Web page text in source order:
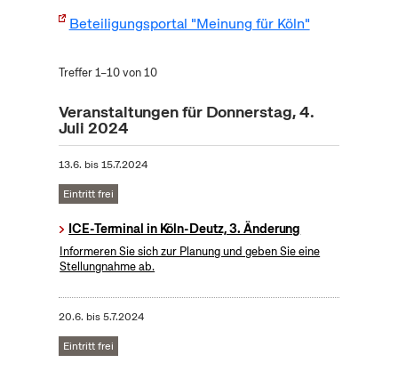
Beteiligungsportal "Meinung für Köln"
Treffer 1–10 von 10
Veranstaltungen für Donnerstag, 4.
Juli 2024
13.6. bis15.7.2024
Eintritt frei
ICE-Terminal in Köln-Deutz, 3. Änderung
Informeren Sie sich zur Planung und geben Sie eine
Stellungnahme ab.
20.6. bis5.7.2024
Eintritt frei